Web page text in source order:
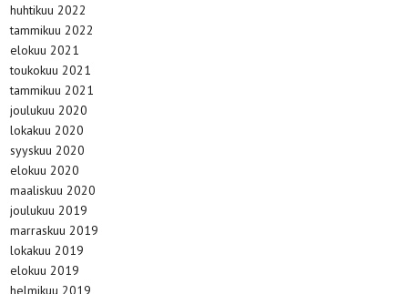
huhtikuu 2022
tammikuu 2022
elokuu 2021
toukokuu 2021
tammikuu 2021
joulukuu 2020
lokakuu 2020
syyskuu 2020
elokuu 2020
maaliskuu 2020
joulukuu 2019
marraskuu 2019
lokakuu 2019
elokuu 2019
helmikuu 2019